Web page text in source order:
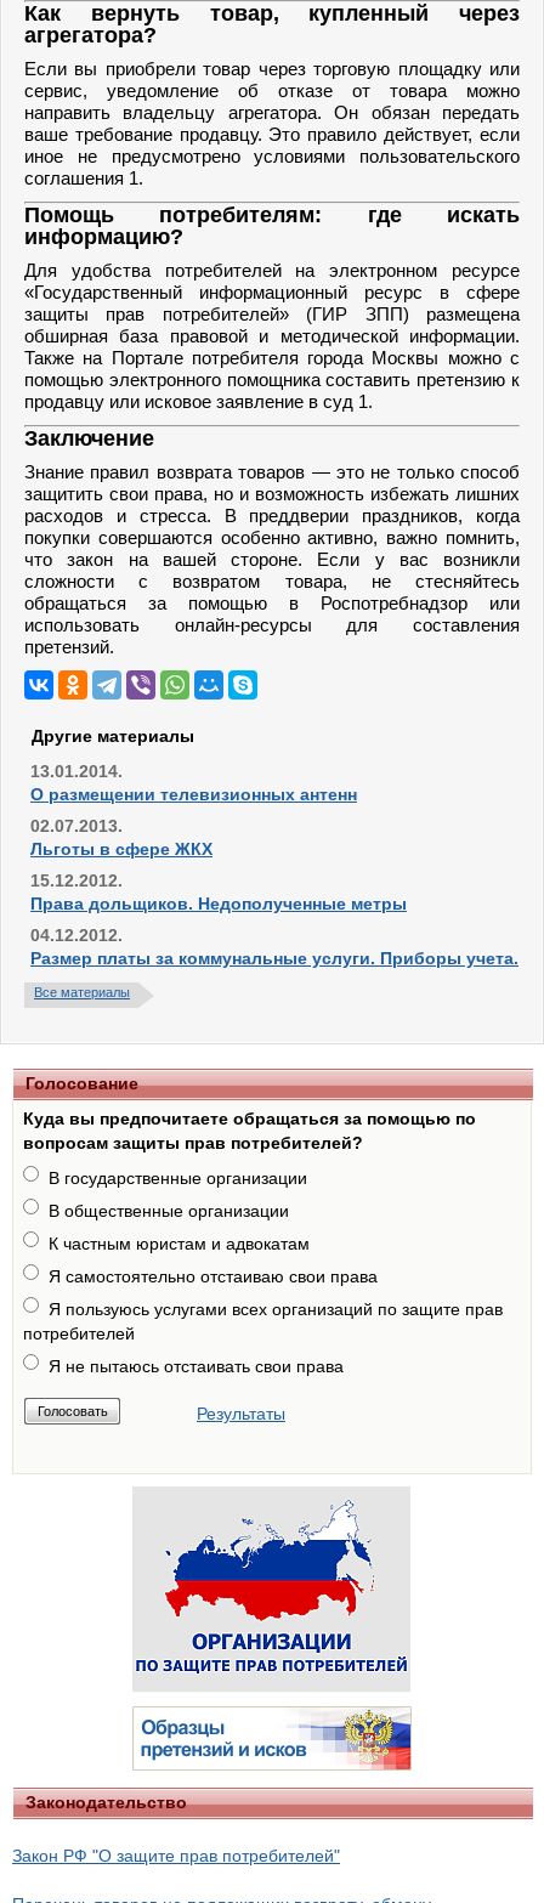
Как вернуть товар, купленный через
агрегатора?
Если вы приобрели товар через торговую площадку или
сервис, уведомление об отказе от товара можно
направить владельцу агрегатора. Он обязан передать
ваше требование продавцу. Это правило действует, если
иное не предусмотрено условиями пользовательского
соглашения 1.
Помощь потребителям: где искать
информацию?
Для удобства потребителей на электронном ресурсе
«Государственный информационный ресурс в сфере
защиты прав потребителей» (ГИР ЗПП) размещена
обширная база правовой и методической информации.
Также на Портале потребителя города Москвы можно с
помощью электронного помощника составить претензию к
продавцу или исковое заявление в суд 1.
Заключение
Знание правил возврата товаров — это не только способ
защитить свои права, но и возможность избежать лишних
расходов и стресса. В преддверии праздников, когда
покупки совершаются особенно активно, важно помнить,
что закон на вашей стороне. Если у вас возникли
сложности с возвратом товара, не стесняйтесь
обращаться за помощью в Роспотребнадзор или
использовать онлайн-ресурсы для составления
претензий.
Другие материалы
13.01.2014.
О размещении телевизионных антенн
02.07.2013.
Льготы в сфере ЖКХ
15.12.2012.
Права дольщиков. Недополученные метры
04.12.2012.
Размер платы за коммунальные услуги. Приборы учета.
Все материалы
Голосование
Куда вы предпочитаете обращаться за помощью по
вопросам защиты прав потребителей?
В государственные организации
В общественные организации
К частным юристам и адвокатам
Я самостоятельно отстаиваю свои права
Я пользуюсь услугами всех организаций по защите прав
потребителей
Я не пытаюсь отстаивать свои права
Результаты
Законодательство
Закон РФ "О защите прав потребителей"